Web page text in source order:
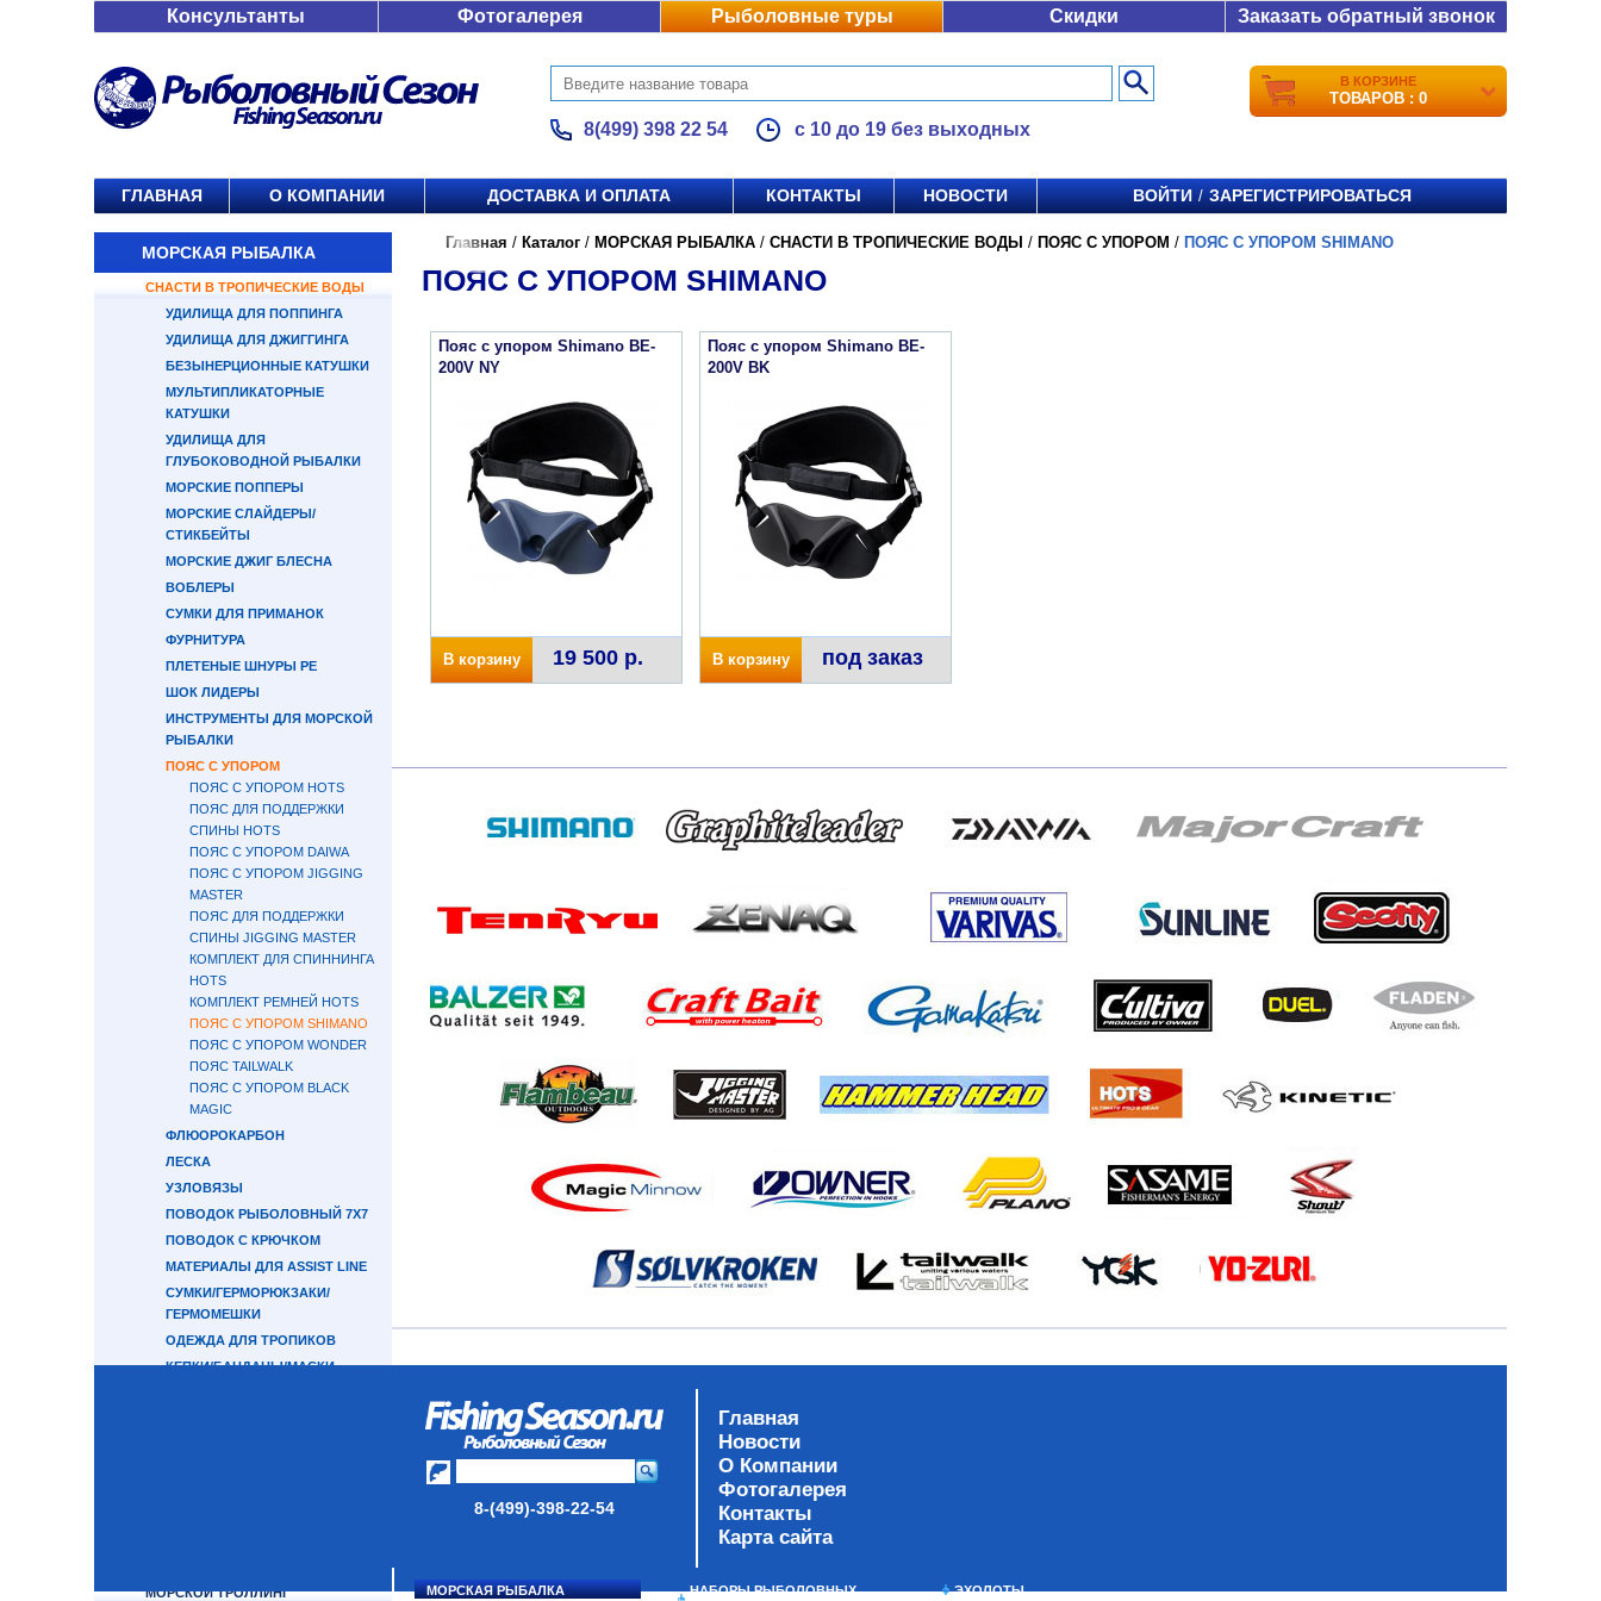
Консультанты Фотогалерея Рыболовные туры Скидки Заказать обратный звонок
8(499) 398 22 54 с 10 до 19 без выходных
В КОРЗИНЕ
ТОВАРОВ : 0
ГЛАВНАЯ О КОМПАНИИ ДОСТАВКА И ОПЛАТА КОНТАКТЫ НОВОСТИ ВОЙТИ / ЗАРЕГИСТРИРОВАТЬСЯ
МОРСКАЯ РЫБАЛКА
СНАСТИ В ТРОПИЧЕСКИЕ ВОДЫ
УДИЛИЩА ДЛЯ ПОППИНГА
УДИЛИЩА ДЛЯ ДЖИГГИНГА
БЕЗЫНЕРЦИОННЫЕ КАТУШКИ
МУЛЬТИПЛИКАТОРНЫЕ
КАТУШКИ
УДИЛИЩА ДЛЯ
ГЛУБОКОВОДНОЙ РЫБАЛКИ
МОРСКИЕ ПОППЕРЫ
МОРСКИЕ СЛАЙДЕРЫ/
СТИКБЕЙТЫ
МОРСКИЕ ДЖИГ БЛЕСНА
ВОБЛЕРЫ
СУМКИ ДЛЯ ПРИМАНОК
ФУРНИТУРА
ПЛЕТЕНЫЕ ШНУРЫ PE
ШОК ЛИДЕРЫ
ИНСТРУМЕНТЫ ДЛЯ МОРСКОЙ
РЫБАЛКИ
ПОЯС С УПОРОМ
ПОЯС С УПОРОМ HOTS
ПОЯС ДЛЯ ПОДДЕРЖКИ
СПИНЫ HOTS
ПОЯС С УПОРОМ DAIWA
ПОЯС С УПОРОМ JIGGING
MASTER
ПОЯС ДЛЯ ПОДДЕРЖКИ
СПИНЫ JIGGING MASTER
КОМПЛЕКТ ДЛЯ СПИННИНГА
HOTS
КОМПЛЕКТ РЕМНЕЙ HOTS
ПОЯС С УПОРОМ SHIMANO
ПОЯС С УПОРОМ WONDER
ПОЯС TAILWALK
ПОЯС С УПОРОМ BLACK
MAGIC
ФЛЮОРОКАРБОН
ЛЕСКА
УЗЛОВЯЗЫ
ПОВОДОК РЫБОЛОВНЫЙ 7Х7
ПОВОДОК С КРЮЧКОМ
МАТЕРИАЛЫ ДЛЯ ASSIST LINE
СУМКИ/ГЕРМОРЮКЗАКИ/
ГЕРМОМЕШКИ
ОДЕЖДА ДЛЯ ТРОПИКОВ
КЕПКИ/БАНДАНЫ/МАСКИ
МОРСКОЙ ТРОЛЛИНГ
Главная / Каталог / МОРСКАЯ РЫБАЛКА / СНАСТИ В ТРОПИЧЕСКИЕ ВОДЫ / ПОЯС С УПОРОМ / ПОЯС С УПОРОМ SHIMANO
ПОЯС С УПОРОМ SHIMANO
Пояс с упором Shimano BE-
200V NY
В корзину 19 500 р.
Пояс с упором Shimano BE-
200V BK
В корзину под заказ
8-(499)-398-22-54
Главная
Новости
О Компании
Фотогалерея
Контакты
Карта сайта
МОРСКАЯ РЫБАЛКА
НАБОРЫ РЫБОЛОВНЫХ
ЭХОЛОТЫ